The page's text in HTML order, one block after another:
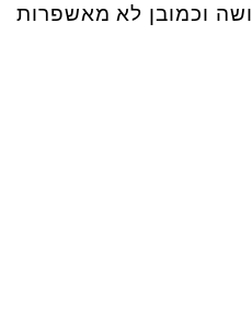
וכמובן לא מאשפרות